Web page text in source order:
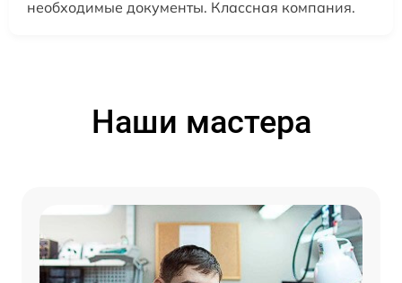
необходимые документы. Классная компания.
Наши мастера